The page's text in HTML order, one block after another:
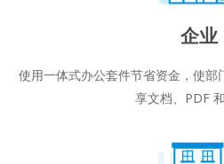
企业
使用一体式办公套件节省资金，使
享文档、PDF 和